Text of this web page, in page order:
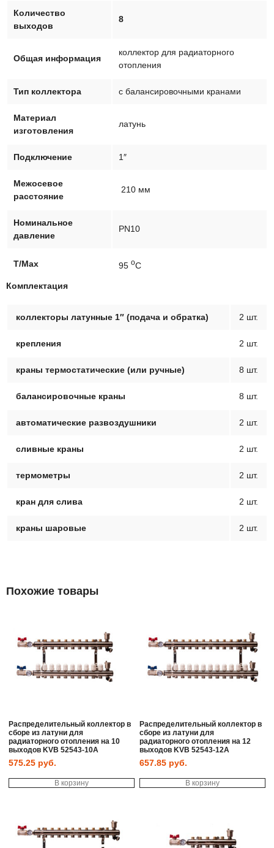
выходов
KVB
52543-
Количество
выходов
8
Общая информация
коллектор для радиаторного
отопления
Тип коллектора с балансировочными кранами
Материал
изготовления
латунь
Подключение 1″
Межосевое
расстояние
210 мм
Номинальное
давление
PN10
T/Max 95 оC
Комплектация
коллекторы латунные 1″ (подача и обратка) 2 шт.
крепления 2 шт.
краны термостатические (или ручные) 8 шт.
балансировочные краны 8 шт.
автоматические развоздушники 2 шт.
сливные краны 2 шт.
термометры 2 шт.
кран для слива 2 шт.
краны шаровые 2 шт.
Похожие товары
Распределительный коллектор в
сборе из латуни для
радиаторного отопления на 10
выходов KVB 52543-10A
575.25 руб.
В корзину
Распределительный коллектор в
сборе из латуни для
радиаторного отопления на 12
выходов KVB 52543-12A
657.85 руб.
В корзину